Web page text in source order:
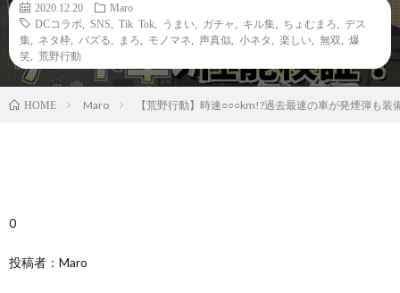
2020.12.20
Maro
DCコラボ
SNS Tik Tok うまい ガチャ キル集 ちょむまろ
デス
集
ネタ枠 バズる まろ モノマネ 声真似 小ネタ 楽しい 無双
爆
笑
荒野行動
HOME Maro 【荒野行動】時速○○○km!?過去最速の車が発煙弾も
0
投稿者：Maro